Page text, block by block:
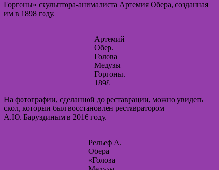
Горгоны» скульптора-анималиста Артемия Обера, созданная
им в 1898 году.
Артемий
Обер.
Голова
Медузы
Горгоны.
1898
На фотографии, сделанной до реставрации, можно увидеть
скол, который был восстановлен реставратором
А.Ю. Баруздиным в 2016 году.
Рельеф А.
Обера
«Голова